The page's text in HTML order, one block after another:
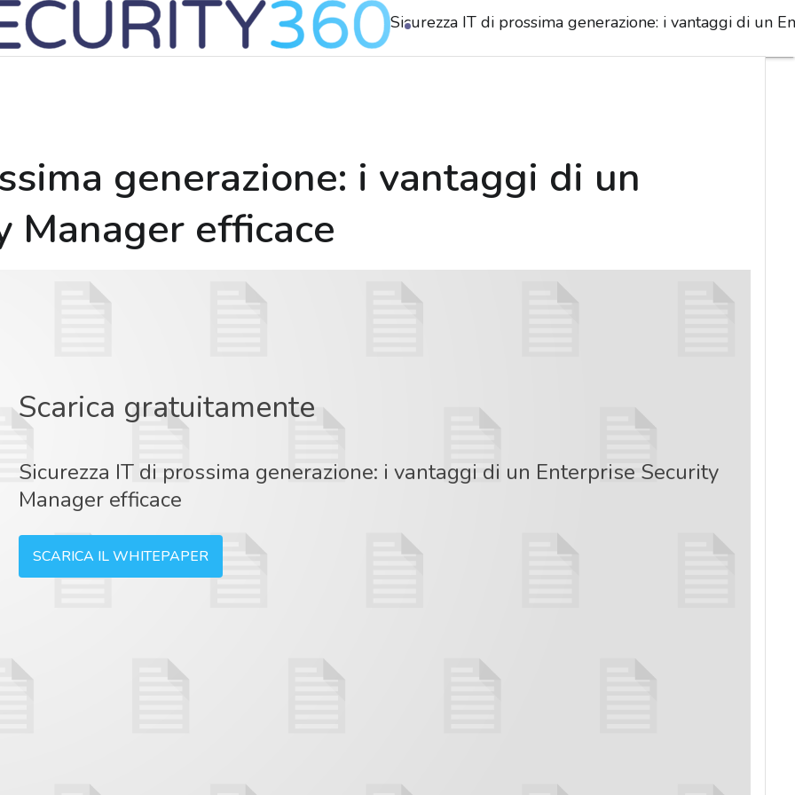
Sicurezza IT di prossima generazione: i vantaggi di un
generazione: i vantaggi di un
Manager efficace
Scarica gratuitamente
Sicurezza IT di prossima generazione: i vantaggi di un Enterprise Security
Manager efficace
SCARICA IL WHITEPAPER